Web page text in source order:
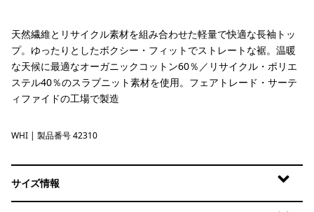
天然繊維とリサイクル素材を組み合わせた軽量で快適な長袖トッ
プ。ゆったりとしたボクシー・フィットでストレートな裾。温暖
な天候に最適なオーガニックコットン60％／リサイクル・ポリエ
ステル40％のスラブニット素材を使用。フェアトレード・サーテ
ィファイドの工場で製造
White
WHI | 製品番号 42310
サイズ情報